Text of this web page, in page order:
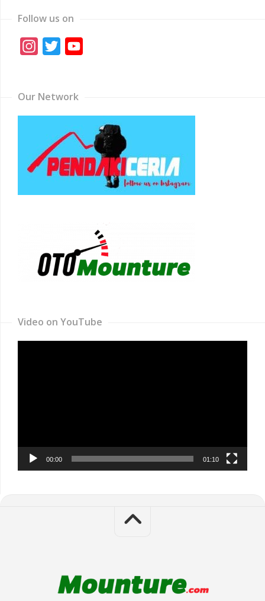
Follow us on
Instagram
Twitter
Our Network
Video on YouTube
00:00 01:10